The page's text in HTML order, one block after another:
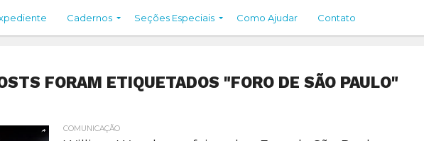
Cadernos Seções Especiais Como Ajudar Contato
FORAM ETIQUETADOS "FORO DE SÃO PAULO"
COMUNICAÇÃO